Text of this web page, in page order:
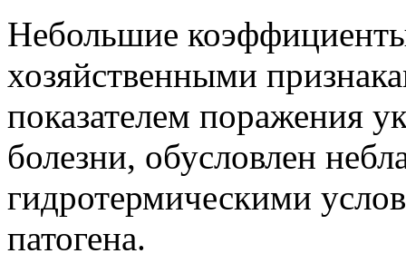
Небольшие
хозяйственными
показателем поражения
болезни, обусловлен
гидротермическими
патогена.